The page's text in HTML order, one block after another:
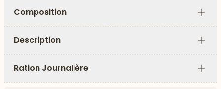
Composition
Plus
Description
Plus
Ration Journalière
Plus